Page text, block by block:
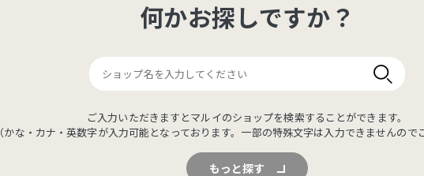
何かお探しですか？
ご入力いただきますとマルイのショップを検索することができます。
（かな・カナ・英数字が入力可能となっております。一部の特殊文字は入力できませんので
もっと探す